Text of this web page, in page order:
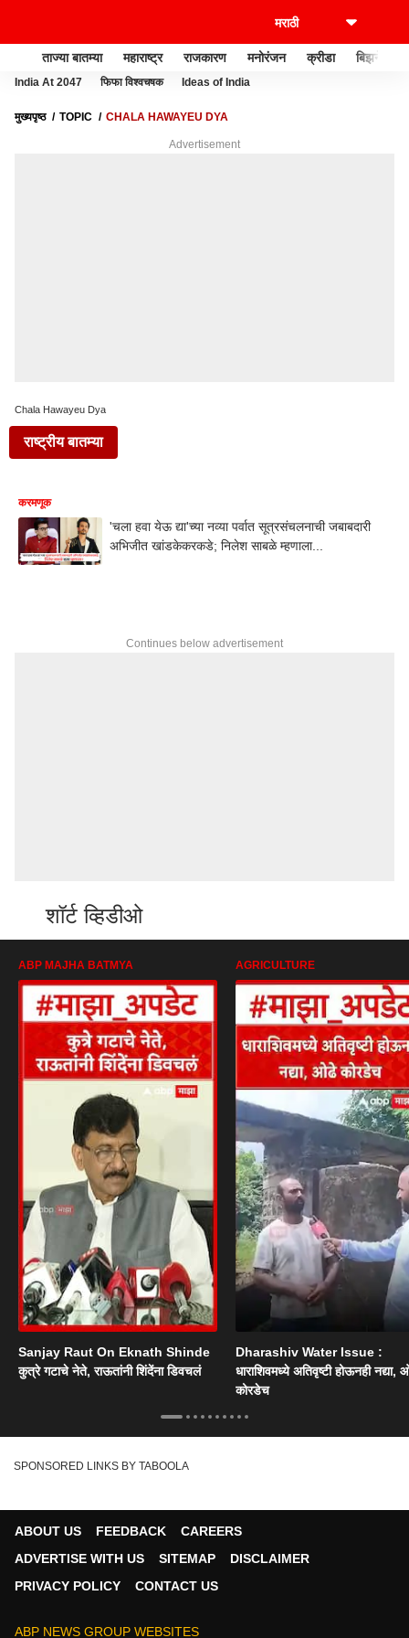
ताज्या बातम्या महाराष्ट्र राजकारण मनोरंजन क्रीडा बिझनेस
India At 2047 फिफा विश्वचषक Ideas of India
मुख्यपृष्ठ TOPIC CHALA HAWAYEU DYA
Advertisement
Chala Hawayeu Dya
राष्ट्रीय बातम्या
करमणूक
'चला हवा येऊ द्या'च्या नव्या पर्वात सूत्रसंचलनाची जबाबदारी
अभिजीत खांडकेकरकडे; निलेश साबळे म्हणाला...
Continues below advertisement
शॉर्ट व्हिडीओ
ABP MAJHA BATMYA
Sanjay Raut On Eknath Shinde
कुत्रे गटाचे नेते, राऊतांनी शिंदेंना डिवचलं
AGRICULTURE
Dharashiv Water Issue :
धाराशिवमध्ये अतिवृष्टी होऊनही नद्या,
कोरडेच
SPONSORED LINKS BY TABOOLA
ABOUT US FEEDBACK
CAREERS
ADVERTISE WITH US
SITEMAP
DISCLAIMER
PRIVACY POLICY
CONTACT US
ABP NEWS GROUP WEBSITES